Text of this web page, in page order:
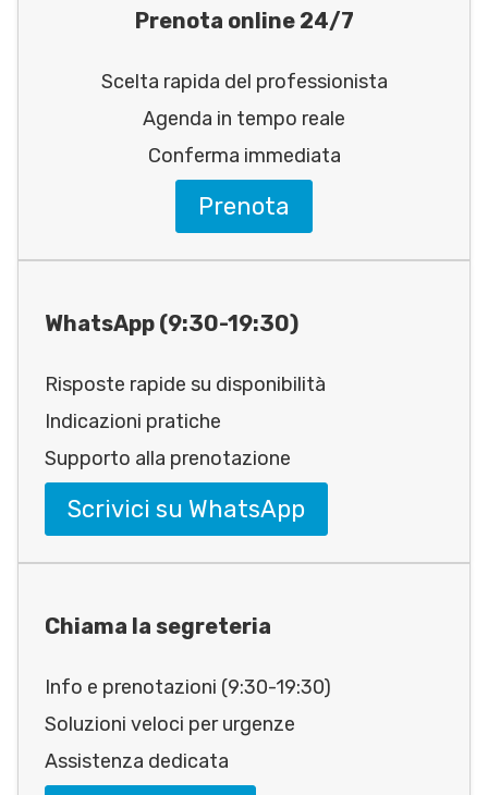
Prenota online 24/7
Scelta rapida del professionista
Agenda in tempo reale
Conferma immediata
Prenota
WhatsApp (9:30-19:30)
Risposte rapide su disponibilità
Indicazioni pratiche
Supporto alla prenotazione
Scrivici su WhatsApp
Chiama la segreteria
Info e prenotazioni (9:30-19:30)
Soluzioni veloci per urgenze
Assistenza dedicata